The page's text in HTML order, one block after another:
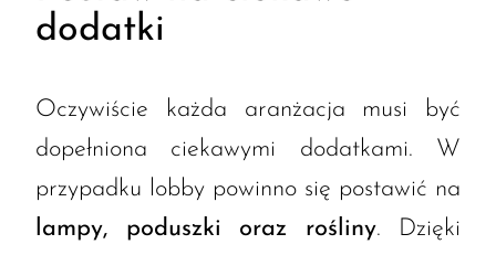
dodatki
Oczywiście każda aranżacja musi być
dopełniona ciekawymi dodatkami. W
przypadku lobby powinno się postawić na
lampy, poduszki oraz rośliny. Dzięki